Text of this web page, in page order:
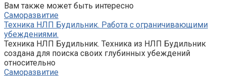
Вам также может быть интересно
Саморазвитие
Техника НЛП Будильник. Работа с ограничивающими
убеждениями.
Техника НЛП Будильник. Техника из НЛП Будильник
создана для поиска своих глубинных убеждений
относительно
Саморазвитие